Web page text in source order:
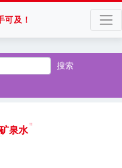
可及！
搜索
泉水